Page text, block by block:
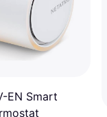
EN Smart